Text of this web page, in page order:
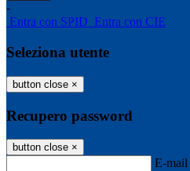
-
Entra con SPID Entra con CIE
Seleziona utente
button close ×
Recupero password
button close ×
E-mail